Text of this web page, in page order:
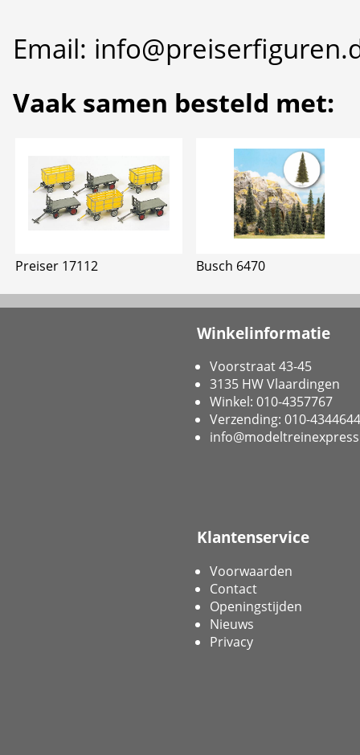
Email:
Vaak samen besteld met:
Preiser 17112 Busch 6470
Winkelinformatie
Voorstraat 43-45
3135 HW Vlaardingen
Winkel: 010-4357767
Verzending: 010-4344644
Klantenservice
Voorwaarden
Contact
Openingstijden
Nieuws
Privacy